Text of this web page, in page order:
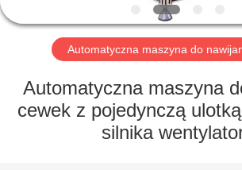
KONTROLA
JAKOŚCI
SKONTAKTUJ
Automatyczna maszyna do
Automatyczna maszyna
cewek z pojedynczą
silnika